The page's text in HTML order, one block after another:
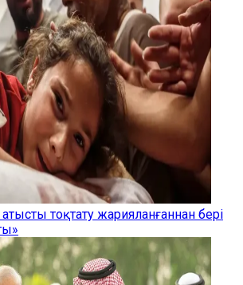
тоқтату жарияланғаннан бері